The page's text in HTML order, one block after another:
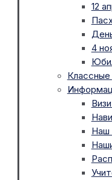
12
4
Классные
Наш